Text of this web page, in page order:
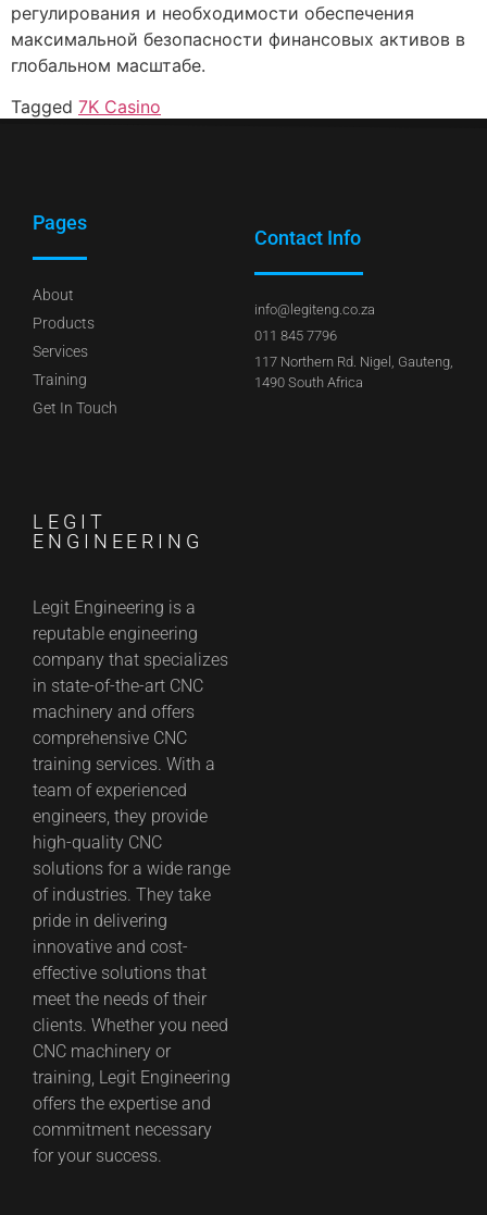
регулирования и необходимости обеспечения
максимальной безопасности финансовых активов в
глобальном масштабе.
Tagged 7K Casino
Pages
About
Products
Services
Training
Get In Touch
Contact Info
info@legiteng.co.za
011 845 7796
117 Northern Rd. Nigel, Gauteng,
1490 South Africa
LEGIT
ENGINEERING
Legit Engineering is a
reputable engineering
company that specializes
in state-of-the-art CNC
machinery and offers
comprehensive CNC
training services. With a
team of experienced
engineers, they provide
high-quality CNC
solutions for a wide range
of industries. They take
pride in delivering
innovative and cost-
effective solutions that
meet the needs of their
clients. Whether you need
CNC machinery or
training, Legit Engineering
offers the expertise and
commitment necessary
for your success.